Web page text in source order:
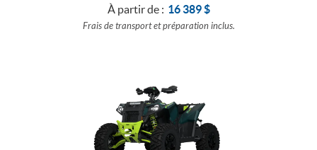
À partir de : 16 389$
Frais de transport et préparation inclus.